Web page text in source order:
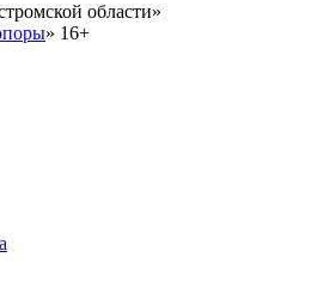
области»
» 16+